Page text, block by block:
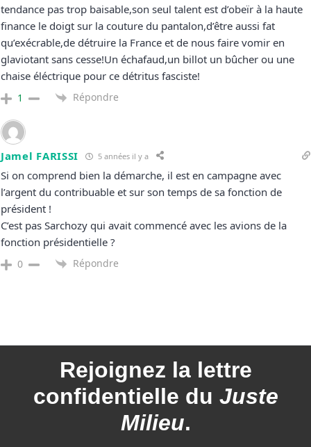
tendance pas trop baisable,son seul talent est d’obeïr à la haute
finance le doigt sur la couture du pantalon,d’être aussi fat
qu’exécrable,de détruire la France et de nous faire vomir en
glaviotant sans cesse!Un échafaud,un billot un bûcher ou une
chaise éléctrique pour ce détritus fasciste!
1 Répondre
Jamel FARISSI 5 années il y a
Si on comprend bien la démarche, il est en campagne avec
l’argent du contribuable et sur son temps de sa fonction de
président !
C’est pas Sarchozy qui avait commencé avec les avions de la
fonction présidentielle ?
0 Répondre
Rejoignez la lettre
confidentielle du Juste
Milieu.